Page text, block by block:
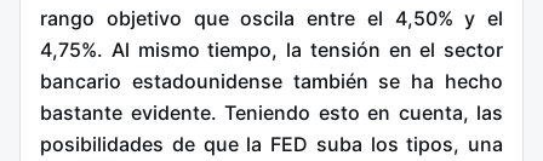
rango objetivo que oscila entre el 4,50% y el
4,75%. Al mismo tiempo, la tensión en el sector
bancario estadounidense también se ha hecho
bastante evidente. Teniendo esto en cuenta, las
posibilidades de que la FED suba los tipos, una